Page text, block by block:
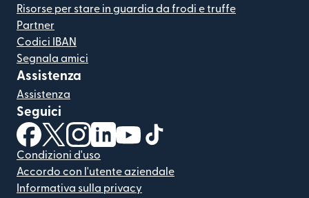
Risorse per stare in guardia da frodi e truffe
Partner
Codici IBAN
Segnala amici
Assistenza
Assistenza
Seguici
(si apre in una nuova finestra)
(si apre in una nuova finestra)
(si apre in una nuova finestra)
(si apre in una nuova finestra)
(si apre in una nuova finestra)
Condizioni d'uso
Accordo con l'utente aziendale
Informativa sulla privacy